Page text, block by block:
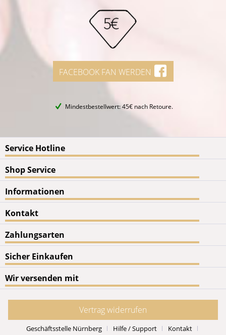
FACEBOOK FAN WERDEN
Mindestbestellwert: 45€ nach Retoure.
Service Hotline
Shop Service
Informationen
Kontakt
Zahlungsarten
Sicher Einkaufen
Wir versenden mit
Vertrag widerrufen
Geschäftsstelle Nürnberg Hilfe / Support Kontakt